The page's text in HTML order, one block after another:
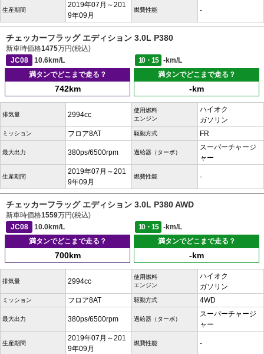
生産期間
2019年07月～201
9年09月
燃費性能 -
チェッカーフラッグ エディション 3.0L P380
新車時価格1475万円(税込)
JC08
10.6km/L 10・15
-km/L
満タンでどこまで走る？
742km
満タンでどこまで走る？
-km
排気量 2994cc
使用燃料
エンジン
ハイオク
ガソリン
ミッション フロア8AT 駆動方式 FR
最大出力 380ps/6500rpm 過給器（ターボ）
スーパーチャージ
ャー
生産期間
2019年07月～201
9年09月
燃費性能 -
チェッカーフラッグ エディション 3.0L P380 AWD
新車時価格1559万円(税込)
JC08
10.0km/L 10・15
-km/L
満タンでどこまで走る？
700km
満タンでどこまで走る？
-km
排気量 2994cc
使用燃料
エンジン
ハイオク
ガソリン
ミッション フロア8AT 駆動方式 4WD
最大出力 380ps/6500rpm 過給器（ターボ）
スーパーチャージ
ャー
生産期間
2019年07月～201
9年09月
燃費性能 -